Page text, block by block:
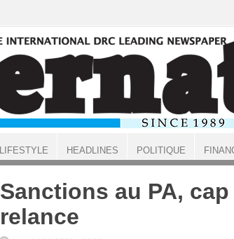
Sanctions au PA,
relance
LIFESTYLE HEADLINES POLITIQUE